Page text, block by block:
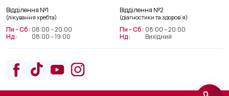
Відділення №1
(лікування хребта)
Пн - Сб: 08:00 – 20:00
Нд:
08:00 – 19:00
Відділення №2
(діагностики та здоров’я)
Пн - Сб: 08:00 – 20:00
Нд:
Вихідний
+38(066) 209 52 46
Відділення діагностики та
здоров’я